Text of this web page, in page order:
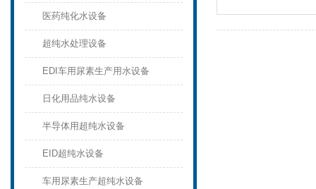
医药纯化水设备
超纯水处理设备
EDI车用尿素生产用水设备
日化用品纯水设备
半导体用超纯水设备
EID超纯水设备
车用尿素生产超纯水设备